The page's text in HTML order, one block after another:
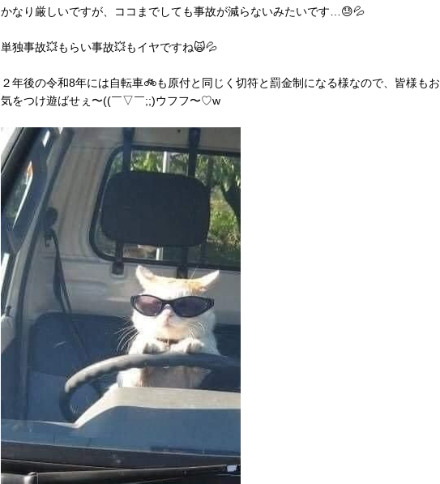
かなり厳しいですが、ココまでしても事故が減らないみたいです…😓💦
単独事故💥もらい事故💥もイヤですね🙀💦
２年後の令和8年には自転車🚲️も原付と同じく切符と罰金制になる様なので、皆様もお
気をつけ遊ばせぇ〜((￣▽￣;;)ウフフ〜♡w